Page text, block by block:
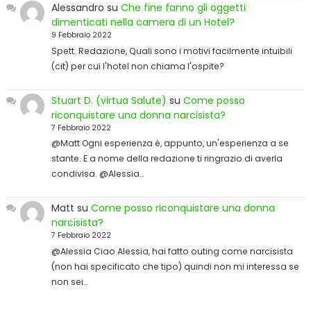
Alessandro suChe fine fanno gli oggetti
dimenticati nella camera di un Hotel?
9 Febbraio 2022
Spett. Redazione, Quali sono i motivi facilmente intuibili
(cit) per cui l'hotel non chiama l'ospite?
Stuart D. (virtua Salute) suCome posso
riconquistare una donna narcisista?
7 Febbraio 2022
@Matt Ogni esperienza è, appunto, un'esperienza a se
stante. E a nome della redazione ti ringrazio di averla
condivisa. @Alessia…
Matt suCome posso riconquistare una donna
narcisista?
7 Febbraio 2022
@Alessia Ciao Alessia, hai fatto outing come narcisista
(non hai specificato che tipo) quindi non mi interessa se
non sei…